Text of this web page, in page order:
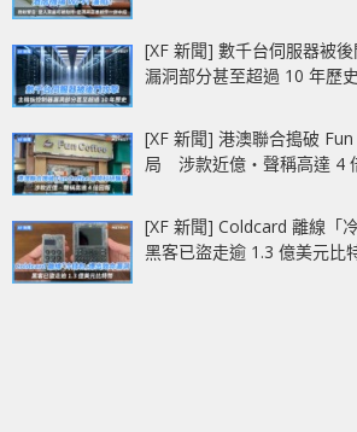
[XF 新聞] 數千台伺服器被
漏洞部分甚至超過 10 年歷史
[XF 新聞] 港澳聯合搗破
局 涉款近億‧聲稱高達 4
[XF 新聞] Coldcard 離線「
黑客已盜走逾 1.3 億美元比